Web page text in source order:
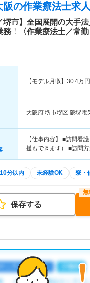
阪の作業療法士求
堺市】全国展開の大手
務！〈作業療法士／常勤
【モデル月収】 30.4万
大阪府 堺市堺区 阪堺電
【仕事内容】 ■訪問看
援もできます） ■訪問
分以内 未経験OK 寮・
保存する